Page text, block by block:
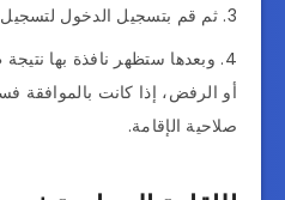
ثم قم بتسجيل الدخول لتسجيل
وبعدها ستظهر نافذة بها نتيجة
أو الرفض، إذا كانت بالموافقة
صلاحية الإقامة.